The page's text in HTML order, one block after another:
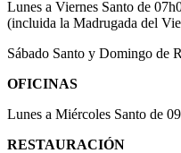
Lunes a Viernes Santo de
(incluida la Madrugada del
Sábado Santo y Domingo de
OFICINAS
Lunes a Miércoles Santo de
RESTAURACIÓN